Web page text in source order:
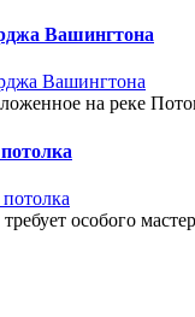
Вашингтона
на реке
особого